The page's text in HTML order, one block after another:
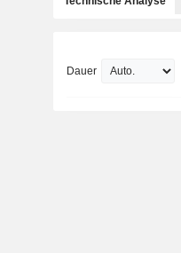
Dauer